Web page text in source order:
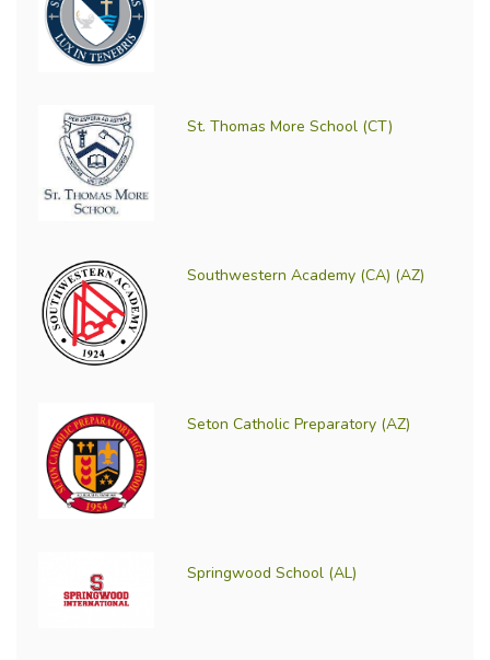
St. Thomas More School (CT)
Southwestern Academy (CA) (AZ)
Seton Catholic Preparatory (AZ)
Springwood School (AL)